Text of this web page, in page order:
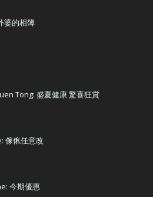
婆的相簿
Tong: 盛夏健康 驚喜狂賞
傢俬任意改
今期優惠